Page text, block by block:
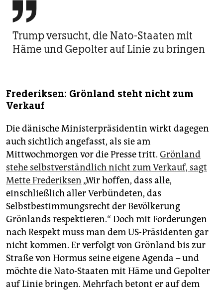

Trump versucht, die Nato-Staaten mit
Häme und Gepolter auf Linie zu bringen
Frederiksen: Grönland steht nicht zum
Verkauf
Die dänische Ministerpräsidentin wirkt dagegen
auch sichtlich angefasst, als sie am
Mittwochmorgen vor die Presse tritt. Grönland
stehe selbstverständlich nicht zum Verkauf, sagt
Mette Frederiksen „Wir hoffen, dass alle,
einschließlich aller Verbündeten, das
Selbstbestimmungsrecht der Bevölkerung
Grönlands respektieren.“ Doch mit Forderungen
nach Respekt muss man dem US-Präsidenten gar
nicht kommen. Er verfolgt von Grönland bis zur
Straße von Hormus seine eigene Agenda – und
möchte die Nato-Staaten mit Häme und Gepolter
auf Linie bringen. Mehrfach betont er auf dem